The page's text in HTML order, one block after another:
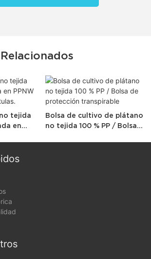
tejida
en
Bolsa de cultivo de plátano
no tejida 100 % PP / Bolsa